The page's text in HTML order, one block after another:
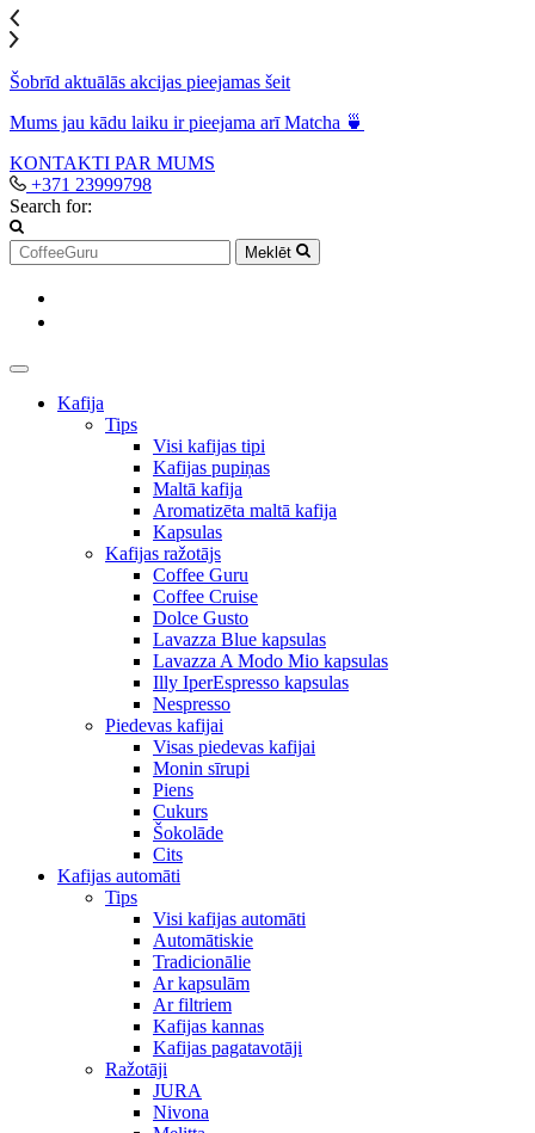
Šobrīd aktuālās akcijas pieejamas šeit
Mums jau kādu laiku ir pieejama arī Matcha 🍵
KONTAKTI PAR MUMS
+371 23999798
Search for:
Meklēt
Kafija
Tips
Visi kafijas tipi
Kafijas pupiņas
Maltā kafija
Aromatizēta maltā kafija
Kapsulas
Kafijas ražotājs
Coffee Guru
Coffee Cruise
Dolce Gusto
Lavazza Blue kapsulas
Lavazza A Modo Mio kapsulas
Illy IperEspresso kapsulas
Nespresso
Piedevas kafijai
Visas piedevas kafijai
Monin sīrupi
Piens
Cukurs
Šokolāde
Cits
Kafijas automāti
Tips
Visi kafijas automāti
Automātiskie
Tradicionālie
Ar kapsulām
Ar filtriem
Kafijas kannas
Kafijas pagatavotāji
Ražotāji
JURA
Nivona